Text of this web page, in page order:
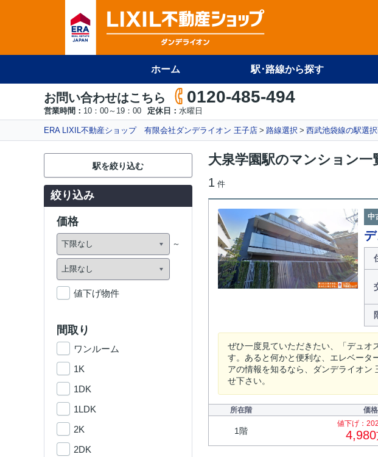
ホーム 駅･路線から探す
お問い合わせはこちら 0120-485-494
営業時間： 10：00～19：00 定休日： 水曜日
ERA LIXIL不動産ショップ 有限会社ダンデライオン 王子店 路線選択 西武池袋線の駅選
大泉学園駅のマンション一
1 件
中
ぜひ一度見ていただきたい、「デュ
す。あると何かと便利な、エレベータ
アの情報を知るなら、ダンデライオ
せ下さい。
所在階 価格
1階
値下げ：
4,980
駅を絞り込む
絞り込み
価格
値下げ物件
間取り
ワンルーム
1K
1DK
1LDK
2K
2DK